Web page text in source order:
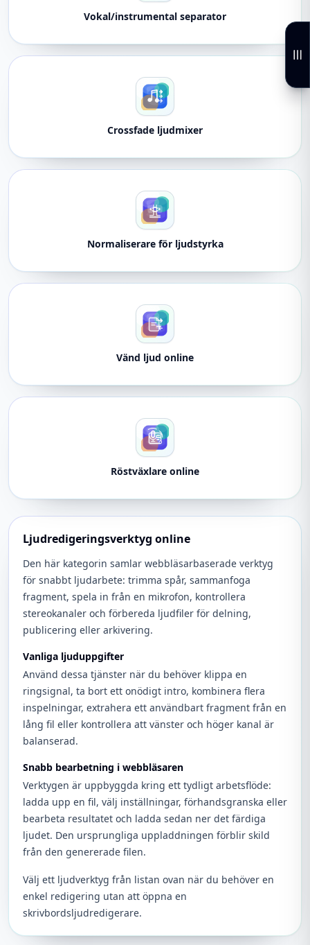
Vokal/instrumental separator
Crossfade ljudmixer
Normaliserare för ljudstyrka
Vänd ljud online
Röstväxlare online
Ljudredigeringsverktyg online
Den här kategorin samlar webbläsarbaserade verktyg
för snabbt ljudarbete: trimma spår, sammanfoga
fragment, spela in från en mikrofon, kontrollera
stereokanaler och förbereda ljudfiler för delning,
publicering eller arkivering.
Vanliga ljuduppgifter
Använd dessa tjänster när du behöver klippa en
ringsignal, ta bort ett onödigt intro, kombinera flera
inspelningar, extrahera ett användbart fragment från en
lång fil eller kontrollera att vänster och höger kanal är
balanserad.
Snabb bearbetning i webbläsaren
Verktygen är uppbyggda kring ett tydligt arbetsflöde:
ladda upp en fil, välj inställningar, förhandsgranska eller
bearbeta resultatet och ladda sedan ner det färdiga
ljudet. Den ursprungliga uppladdningen förblir skild
från den genererade filen.
Välj ett ljudverktyg från listan ovan när du behöver en
enkel redigering utan att öppna en
skrivbordsljudredigerare.